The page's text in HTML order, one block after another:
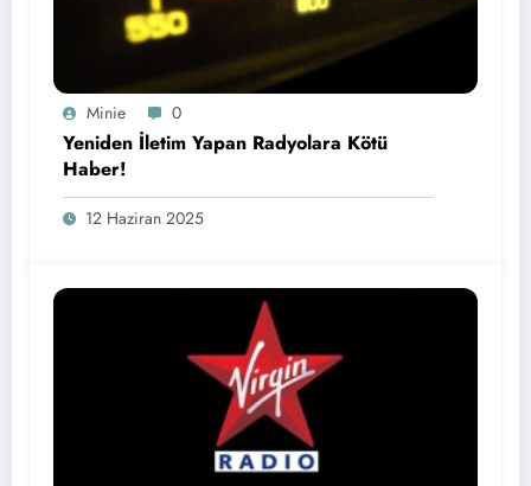
Minie 0
Yeniden İletim Yapan Radyolara Kötü
Haber!
12 Haziran 2025